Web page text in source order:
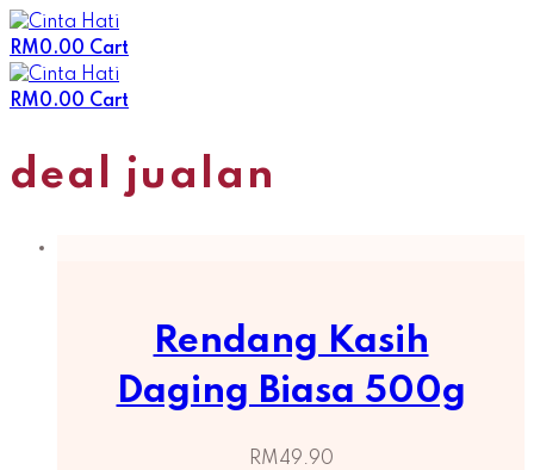
Skip
to
content
RM0.00 Cart
RM0.00 Cart
deal jualan
Rendang Kasih
Daging Biasa 500g
RM49.90